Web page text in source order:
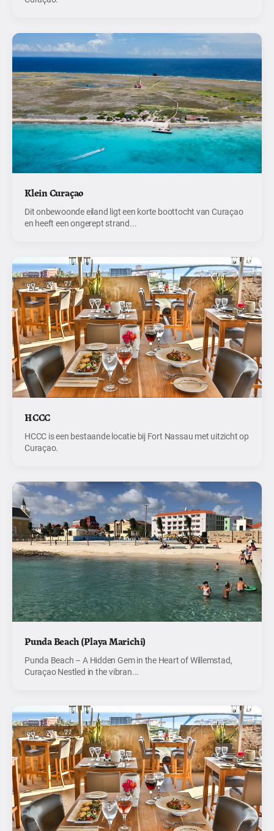
Klein Curaçao
Dit onbewoonde eiland ligt een korte boottocht van Curaçao
en heeft een ongerept strand...
HCCC
HCCC is een bestaande locatie bij Fort Nassau met uitzicht op
Curaçao.
Punda Beach (Playa Marichi)
Punda Beach – A Hidden Gem in the Heart of Willemstad,
Curaçao Nestled in the vibran...